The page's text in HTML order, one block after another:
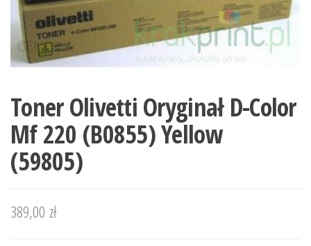
Toner Olivetti Oryginał D-Color
Mf 220 (B0855) Yellow
(59805)
389,00 zł